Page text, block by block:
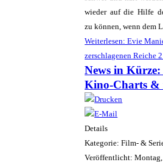
wieder auf die Hilfe
zu können, wenn dem
Weiterlesen: Evie
zerschlagenen Reiche
News in
Kino-Charts &
Details
Kategorie: Film- &
Veröffentlicht: Montag,